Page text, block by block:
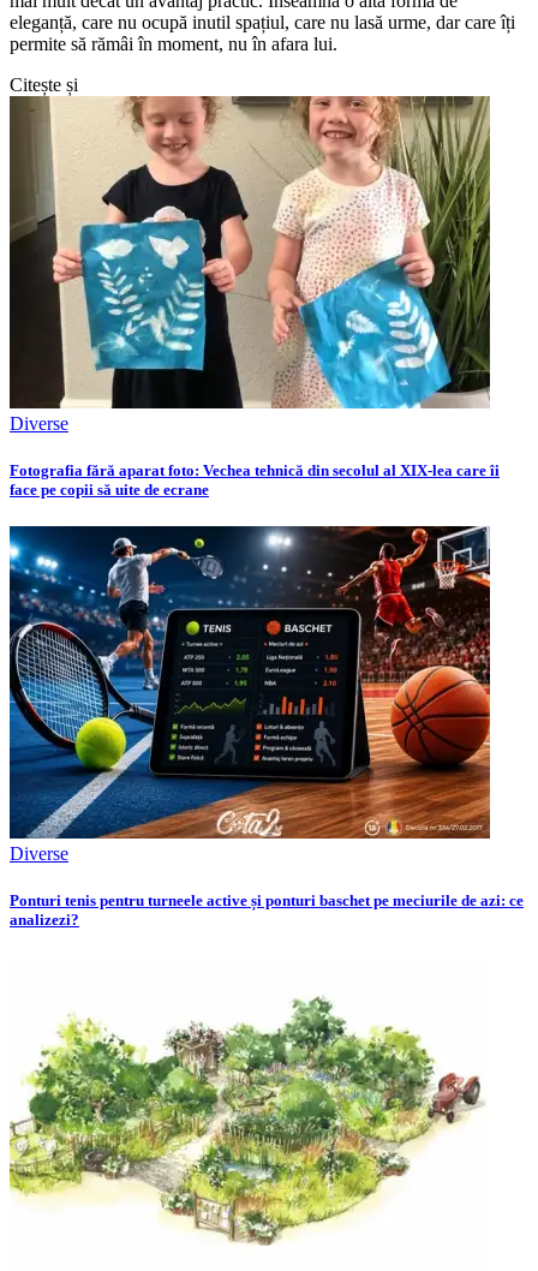
eleganță, care nu ocupă inutil spațiul, care nu lasă urme, dar care îți
permite să rămâi în moment, nu în afara lui.
Citește și
Diverse
Fotografia fără aparat foto: Vechea tehnică din secolul al XIX-lea care îi
face pe copii să uite de ecrane
Diverse
Ponturi tenis pentru turneele active și ponturi baschet pe meciurile de azi: ce
analizezi?